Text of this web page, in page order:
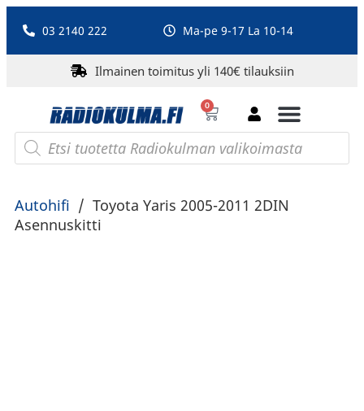
03 2140 222 Ma-pe 9-17 La 10-14
Ilmainen toimitus yli 140€ tilauksiin
0
Autohifi / Toyota Yaris 2005-2011 2DIN
Asennuskitti